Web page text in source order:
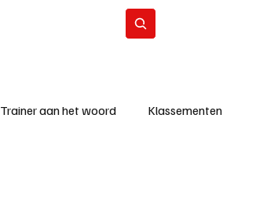
Trainer aan het woord Klassementen